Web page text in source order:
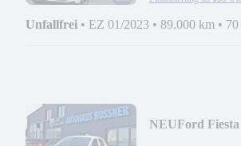
Unfallfrei • EZ 01/2023 • 89.000 km •
NEUFord